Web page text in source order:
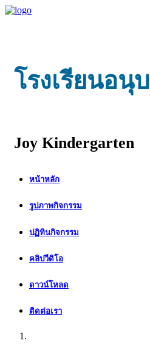
โรงเรียนอ
Joy Kindergarten
หน้าหลัก
รูปภาพกิจกรรม
ปฏิทินกิจกรรม
คลิปวีดิโอ
ดาวน์โหลด
ติดต่อเรา